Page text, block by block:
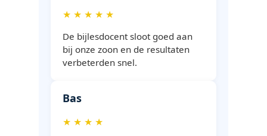
★ ★ ★ ★ ★
De bijlesdocent sloot goed aan
bij onze zoon en de resultaten
verbeterden snel.
Bas
★ ★ ★ ★